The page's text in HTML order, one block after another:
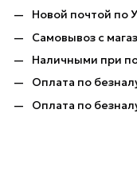
Новой почтой по
Самовывоз с
Наличными при
Оплата по
Оплата по